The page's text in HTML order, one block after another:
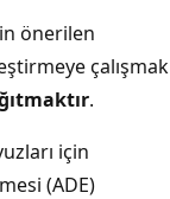
önerilen
çalışmak
.
için
(ADE)